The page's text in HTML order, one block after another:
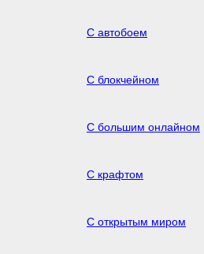
С автобоем
С блокчейном
С большим онлайном
С крафтом
С открытым миром